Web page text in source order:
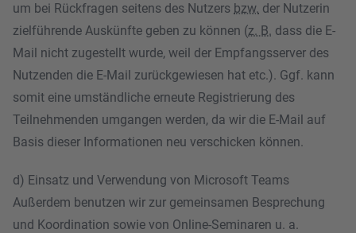
um bei Rückfragen seitens des Nutzers bzw. der Nutzerin
zielführende Auskünfte geben zu können (z. B. dass die E-
Mail nicht zugestellt wurde, weil der Empfangsserver des
Nutzenden die E-Mail zurückgewiesen hat etc.). Ggf. kann
somit eine umständliche erneute Registrierung des
Teilnehmenden umgangen werden, da wir die E-Mail auf
Basis dieser Informationen neu verschicken können.
d) Einsatz und Verwendung von Microsoft Teams
Außerdem benutzen wir zur gemeinsamen Besprechung
und Koordination sowie von Online-Seminaren u. a.